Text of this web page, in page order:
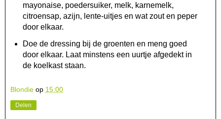
mayonaise, poedersuiker, melk, karnemelk,
citroensap, azijn, lente-uitjes en wat zout en peper
door elkaar.
Doe de dressing bij de groenten en meng goed
door elkaar. Laat minstens een uurtje afgedekt in
de koelkast staan.
Blondie op 15:00
Delen